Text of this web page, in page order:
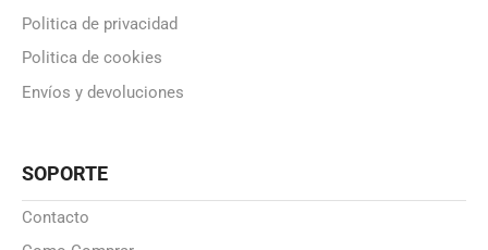
Politica de privacidad
Politica de cookies
Envíos y devoluciones
SOPORTE
Contacto